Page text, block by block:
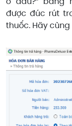
được đúc rút
thuốc. Hãy